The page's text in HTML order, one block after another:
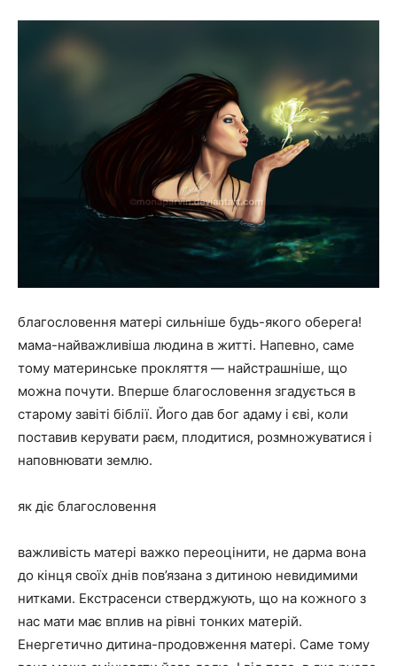
благословення матері сильніше будь-якого оберега!
мама-найважливіша людина в житті. Напевно, саме
тому материнське прокляття — найстрашніше, що
можна почути. Вперше благословення згадується в
старому завіті біблії. Його дав бог адаму і єві, коли
поставив керувати раєм, плодитися, розмножуватися і
наповнювати землю.
як діє благословення
важливість матері важко переоцінити, не дарма вона
до кінця своїх днів пов’язана з дитиною невидимими
нитками. Екстрасенси стверджують, що на кожного з
нас мати має вплив на рівні тонких матерій.
Енергетично дитина-продовження матері. Саме тому